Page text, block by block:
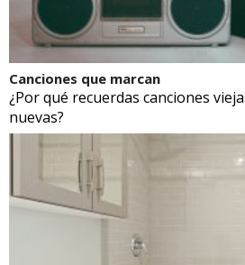
Canciones que marcan
¿Por qué recuerdas canciones
nuevas?